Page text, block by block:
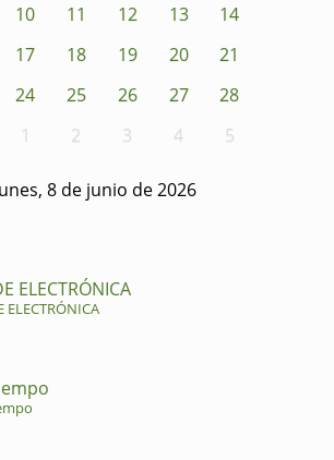
10 11 12 13
14
17 18 19 20
21
24 25 26 27
28
1 2 3 4 5
8 de junio de 2026
ELECTRÓNICA
ELECTRÓNICA